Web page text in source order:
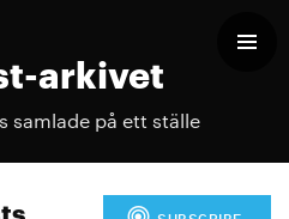
arkivet
samlade på ett ställe